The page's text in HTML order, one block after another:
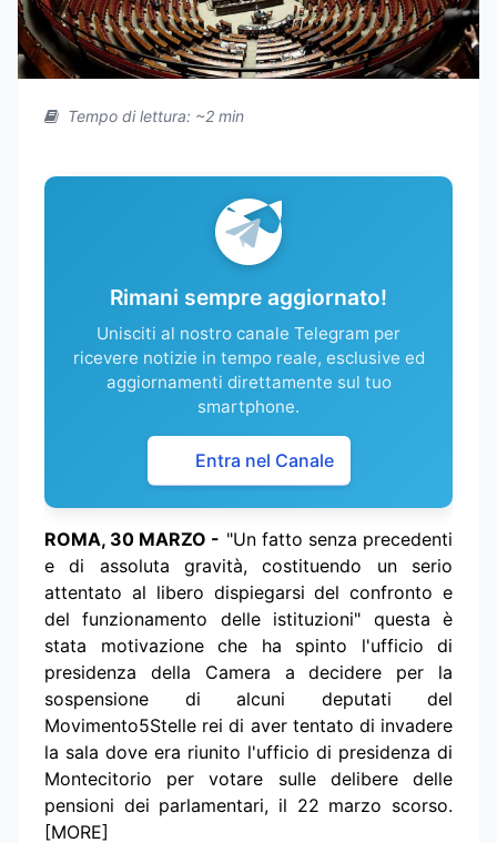
Tempo di lettura: ~2 min
Rimani sempre aggiornato!
Unisciti al nostro canale Telegram per
ricevere notizie in tempo reale, esclusive ed
aggiornamenti direttamente sul tuo
smartphone.
Entra nel Canale
ROMA, 30 MARZO - "Un fatto senza precedenti
e di assoluta gravità, costituendo un serio
attentato al libero dispiegarsi del confronto e
del funzionamento delle istituzioni" questa è
stata motivazione che ha spinto l'ufficio di
presidenza della Camera a decidere per la
sospensione di alcuni deputati del
Movimento5Stelle rei di aver tentato di invadere
la sala dove era riunito l'ufficio di presidenza di
Montecitorio per votare sulle delibere delle
pensioni dei parlamentari, il 22 marzo scorso.
[MORE]